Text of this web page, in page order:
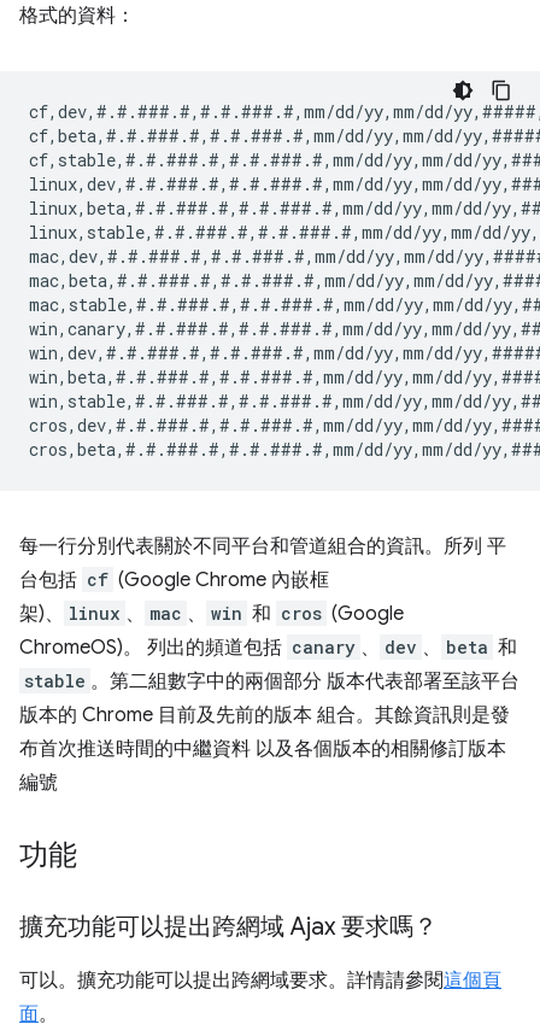
格式的資料：
cf,dev,#.#.###.#,#.#.###.#,mm/dd/yy,mm/dd/
cf,beta,#.#.###.#,#.#.###.#,mm/dd/yy,mm/dd/
cf,stable,#.#.###.#,#.#.###.#,mm/dd/yy,mm/dd/
linux,dev,#.#.###.#,#.#.###.#,mm/dd/yy,mm/dd/
linux,beta,#.#.###.#,#.#.###.#,mm/dd/yy,mm/dd/
linux,stable,#.#.###.#,#.#.###.#,mm/dd/yy,mm/dd/
mac,dev,#.#.###.#,#.#.###.#,mm/dd/yy,mm/dd/
mac,beta,#.#.###.#,#.#.###.#,mm/dd/yy,mm/dd/
mac,stable,#.#.###.#,#.#.###.#,mm/dd/yy,mm/dd/
win,canary,#.#.###.#,#.#.###.#,mm/dd/yy,mm/dd/
win,dev,#.#.###.#,#.#.###.#,mm/dd/yy,mm/dd/
win,beta,#.#.###.#,#.#.###.#,mm/dd/yy,mm/dd/
win,stable,#.#.###.#,#.#.###.#,mm/dd/yy,mm/dd/
cros,dev,#.#.###.#,#.#.###.#,mm/dd/yy,mm/dd/
每一行分別代表關於不同平台和管道組合的資訊。所列 平
台包括 cf (Google Chrome 內嵌框
架)、
linux 、 mac 、 win 和 cros (Google
ChromeOS)。 列出的頻道包括 canary 、 dev 、 beta 和
stable 。第二組數字中的兩個部分 版本代表部署至該平台
版本的 Chrome 目前及先前的版本 組合。其餘資訊則是發
布首次推送時間的中繼資料 以及各個版本的相關修訂版本
編號
功能
擴充功能可以提出跨網域 Ajax 要求嗎？
可以。擴充功能可以提出跨網域要求。詳情請參閱這個頁
面。